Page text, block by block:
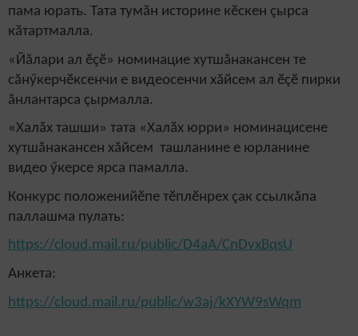
пама юрать. Тата тумăн историне кӗскен çырса
кăтартмалла.
«Йăлари ал ӗçӗ» номинацие хутшăнакансен те
сăнӳкерчӗксенчи е видеосенчи хăйсем ал ӗçӗ пирки
ăнлантарса çырмалла.
«Халăх ташши» тата «Халăх юрри» номинацисене
хутшăнакансен хăйсем ташланине е юрланине
видео ӳкерсе ярса памалла.
Конкурс положенийӗпе тӗплӗнрех çак ссылкăпа
паллашма пулать:
https://cloud.mail.ru/public/D4aA/CnDvxBqsU
Анкета:
https://cloud.mail.ru/public/w3aj/kXYW9sWqm